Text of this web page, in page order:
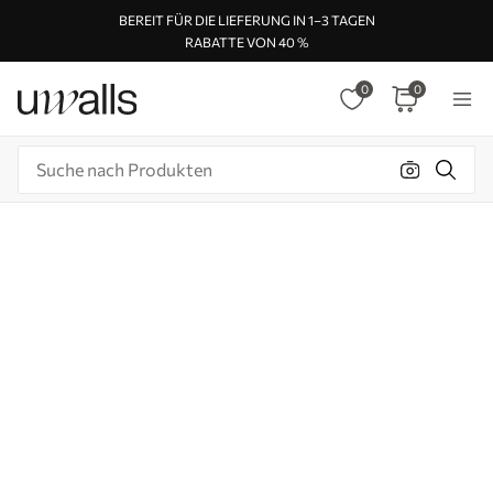
BEREIT FÜR DIE LIEFERUNG IN 1–3 TAGEN
RABATTE VON 40 %
0 0